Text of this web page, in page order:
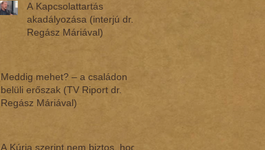
A Kapcsolattartás
akadályozása (interjú dr.
Regász Máriával)
Meddig mehet? – a családon
belüli erőszak (TV Riport dr.
Regász Máriával)
A Kúria szerint nem biztos, hogy